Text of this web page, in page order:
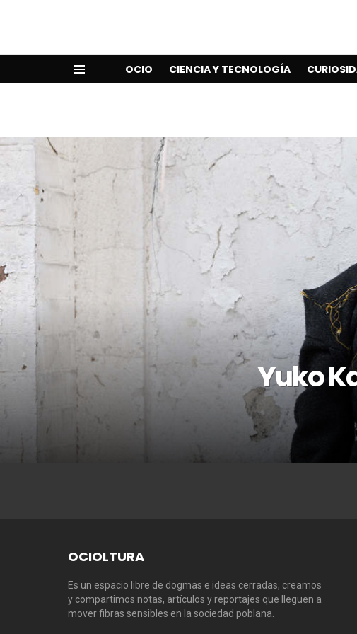
OCIO CIENCIA Y TECNOLOGÍA
Yuko
OCIOLTURA
Es un espacio libre de dogmas e ideas cerradas, creamos
y compartimos notas, artículos y reportajes que lleguen a
mover fibras sensibles en la sociedad poblana.